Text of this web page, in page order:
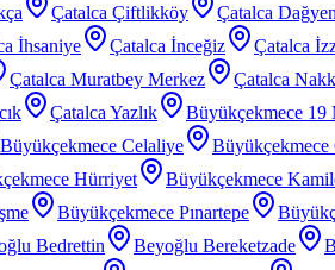
Çatalca Çiftlikköy Çatalca
İhsaniye Çatalca İnceğiz Çatalca
Çatalca Muratbey Merkez Çatalca
Çatalca Yazlık Büyükçekmece 19
Büyükçekmece Celaliye Büyükçekmece
Hürriyet Büyükçekmece
Büyükçekmece Pınartepe
Bedrettin Beyoğlu Bereketzade